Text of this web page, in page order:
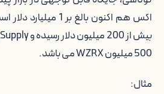
ویژگی های اصلی وزیر
جدول ویژگی های اصلی
500 میلیون WZRX می باشد.
مثال: